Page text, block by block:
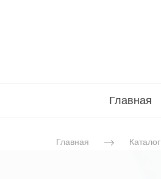
Главная
Главная Каталог